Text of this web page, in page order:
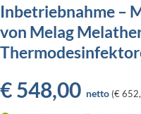
Inbetriebnahme –
von Melag
€548,00 netto (€